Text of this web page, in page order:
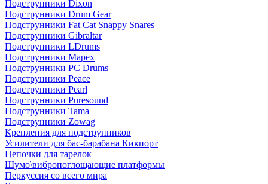
Подструнники Dixon
Подструнники Drum Gear
Подструнники Fat Cat Snappy Snares
Подструнники Gibraltar
Подструнники LDrums
Подструнники Mapex
Подструнники PC Drums
Подструнники Peace
Подструнники Pearl
Подструнники Puresound
Подструнники Tama
Подструнники Zowag
Крепления для подструнников
Усилители для бас-барабана Кикпорт
Цепочки для тарелок
Шумо\вибропоглощающие платформы
Перкуссия со всего мира